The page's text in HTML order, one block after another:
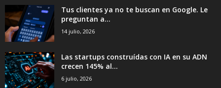
Tus clientes ya no te buscan en Google. Le
preguntan a...
14 julio, 2026
Las startups construídas con IA en su ADN
crecen 145% al...
6 julio, 2026